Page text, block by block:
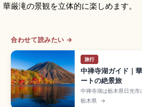
華厳滝の景観を立体的に楽しめます。
合わせて読みたい →
旅行
中禅寺湖ガイド｜
ートの絶景旅
中禅寺湖は栃木県日光
湖で、周囲約25km・最
栃木県 →